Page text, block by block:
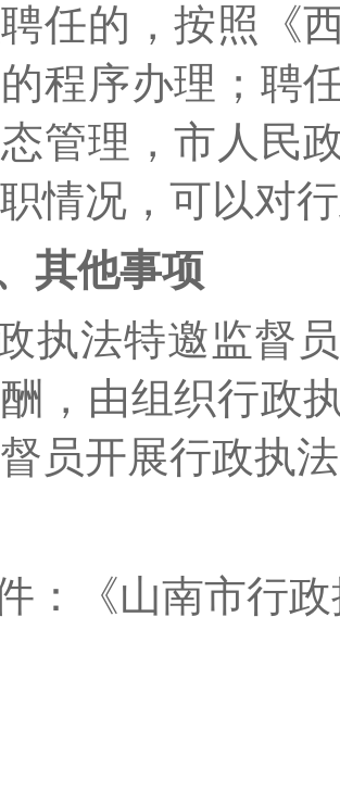
任的，按照《
程序办理；聘
管理，市人民
情况，可以对
其他事项
执法特邀监督
，由组织行政
员开展行政执
：《山南市行